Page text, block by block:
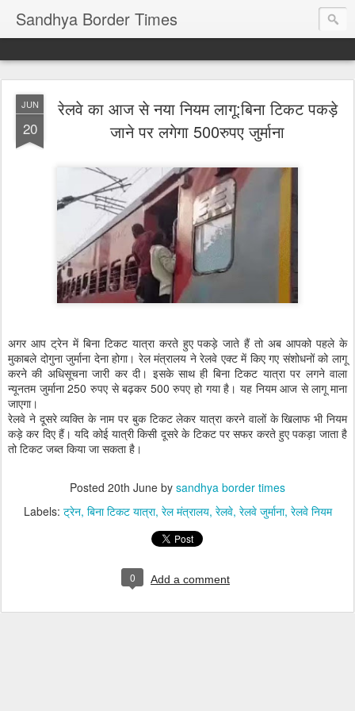
Sandhya Border Times
JUN
20
रेलवे का आज से नया नियम लागू:बिना टिकट पकड़े
जाने पर लगेगा 500रुपए जुर्माना
अगर आप ट्रेन में बिना टिकट यात्रा करते हुए पकड़े जाते हैं तो अब आपको पहले के
मुकाबले दोगुना जुर्माना देना होगा। रेल मंत्रालय ने रेलवे एक्ट में किए गए संशोधनों को लागू
करने की अधिसूचना जारी कर दी। इसके साथ ही बिना टिकट यात्रा पर लगने वाला
न्यूनतम जुर्माना 250 रुपए से बढ़कर 500 रुपए हो गया है। यह नियम आज से लागू माना
जाएगा।
रेलवे ने दूसरे व्यक्ति के नाम पर बुक टिकट लेकर यात्रा करने वालों के खिलाफ भी नियम
कड़े कर दिए हैं। यदि कोई यात्री किसी दूसरे के टिकट पर सफर करते हुए पकड़ा जाता है
तो टिकट जब्त किया जा सकता है।
Posted 20th June by sandhya border times
Labels: ट्रेन बिना टिकट यात्रा रेल मंत्रालय रेलवे रेलवे जुर्माना रेलवे नियम
0 Add a comment